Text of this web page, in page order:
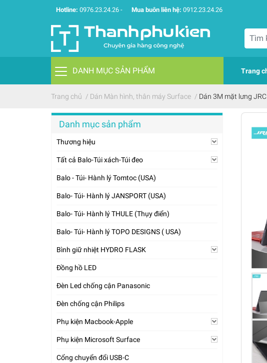
Hotline: 0976.23.24.26 - Mua buôn liên hệ: 0912.23.24.26
DANH MỤC SẢN PHẨM Trang
Trang chủ / Dán Màn hình, thân máy Surface / Dán 3M mặt lưng
Danh mục sản phẩm
Thương hiệu
Tất cả Balo-Túi xách-Túi đeo
Balo - Túi- Hành lý Tomtoc (USA)
Balo- Túi- Hành lý JANSPORT (USA)
Balo- Túi- Hành lý THULE (Thụy điển)
Balo- Túi- Hành lý TOPO DESIGNS ( USA)
Bình giữ nhiệt HYDRO FLASK
Đồng hồ LED
Đèn Led chống cận Panasonic
Đèn chống cận Philips
Phụ kiện Macbook-Apple
Phụ kiện Microsoft Surface
Cổng chuyển đổi USB-C